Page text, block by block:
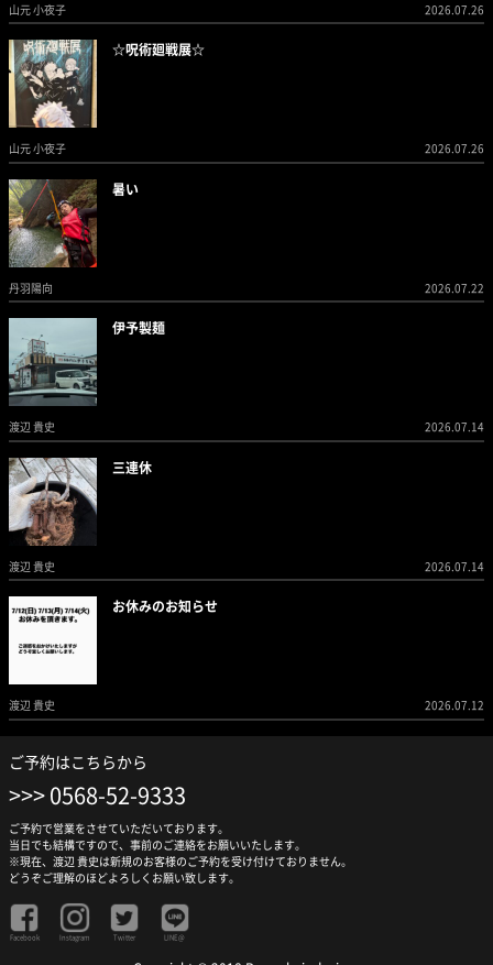
山元 小夜子 2026.07.26
☆呪術廻戦展☆
山元 小夜子 2026.07.26
暑い
丹羽陽向 2026.07.22
伊予製麺
渡辺 貴史 2026.07.14
三連休
渡辺 貴史 2026.07.14
お休みのお知らせ
渡辺 貴史 2026.07.12
ご予約はこちらから
0568-52-9333
ご予約で営業をさせていただいております。
当日でも結構ですので、事前のご連絡をお願いいたします。
※現在、渡辺 貴史は新規のお客様のご予約を受け付けておりません。
どうぞご理解のほどよろしくお願い致します。
Facebook Instagram Twitter LINE@